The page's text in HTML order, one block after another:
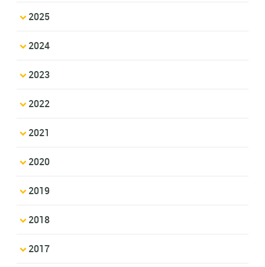
2025
2024
2023
2022
2021
2020
2019
2018
2017